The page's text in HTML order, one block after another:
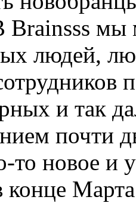
Brainsss
людей,
и так
почти
то новое и
конце